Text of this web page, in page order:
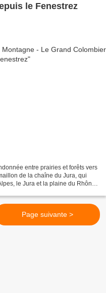
le Fenestrez
entre prairies et forêts vers
de la chaîne du Jura, qui
le Jura et la plaine du Rhône.
Page suivante >